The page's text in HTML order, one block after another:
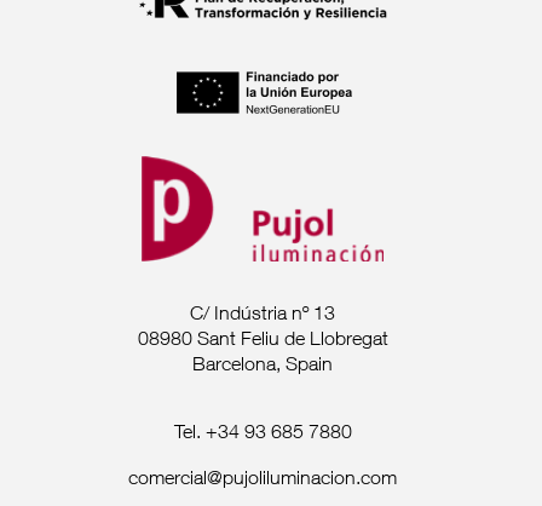
C/ Indústria nº 13
08980 Sant Feliu de Llobregat
Barcelona, Spain
Tel. +34 93 685 7880
comercial@pujoliluminacion.com